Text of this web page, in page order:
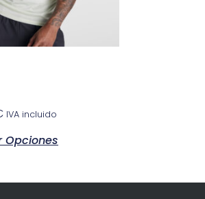
IVA incluido
Opciones